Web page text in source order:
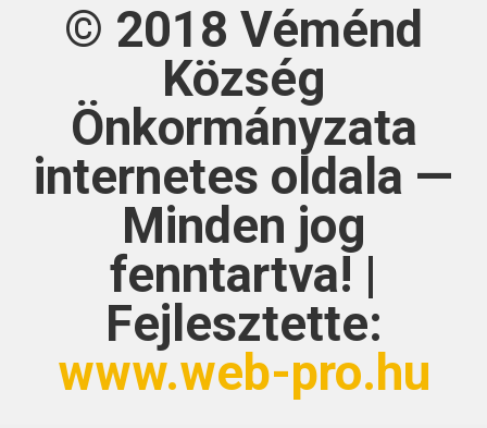
© 2018 Véménd
Község
Önkormányzata
internetes oldala —
Minden jog
fenntartva! |
Fejlesztette:
www.web-pro.hu